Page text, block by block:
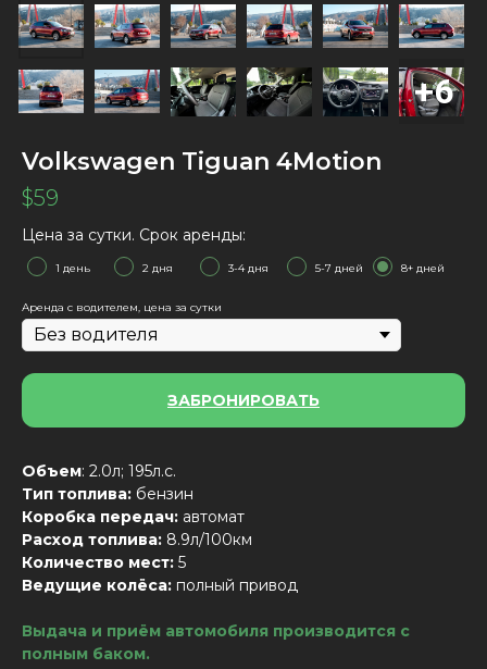
Volkswagen Tiguan 4Motion
$59
Цена за сутки. Срок аренды:
1 день 2 дня 3-4 дня 5-7 дней 8+ дней
Аренда с водителем, цена за сутки
ЗАБРОНИРОВАТЬ
Объем: 2.0л; 195л.с.
Тип топлива: бензин
Коробка передач: автомат
Расход топлива: 8.9л/100км
Количество мест: 5
Ведущие колёса: полный привод
Выдача и приём автомобиля производится с
полным баком.